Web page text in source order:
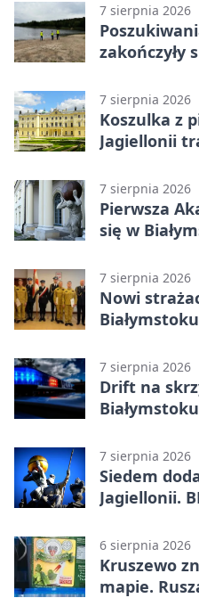
7 sierpnia 2026
zakończyły
7 sierpnia 2026
Koszulka z
Jagiellonii
7 sierpnia 2026
Pierwsza
się w
7 sierpnia 2026
Nowi
7 sierpnia 2026
Drift na
7 sierpnia 2026
Siedem
Jagiellonii.
6 sierpnia 2026
Kruszewo
mapie.